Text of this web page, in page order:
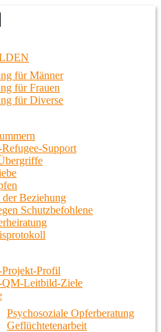
in Berlin
für Männer
für Frauen
für Diverse
Support
Beziehung
Schutzbefohlene
Profil
Leitbild-Ziele
Psychosoziale Opferberatung
Geflüchtetenarbeit